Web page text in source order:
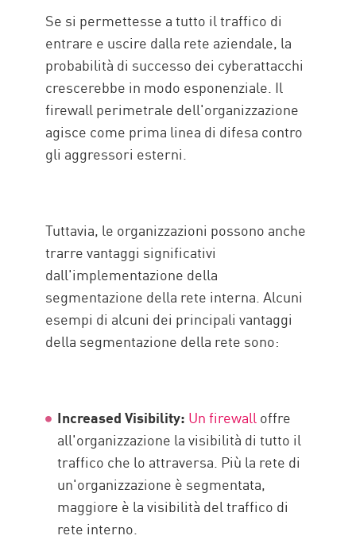
Se si permettesse a tutto il traffico di
entrare e uscire dalla rete aziendale, la
probabilità di successo dei cyberattacchi
crescerebbe in modo esponenziale. Il
firewall perimetrale dell'organizzazione
agisce come prima linea di difesa contro
gli aggressori esterni.
Tuttavia, le organizzazioni possono anche
trarre vantaggi significativi
dall'implementazione della
segmentazione della rete interna. Alcuni
esempi di alcuni dei principali vantaggi
della segmentazione della rete sono:
Increased Visibility: Un firewalloffre
all'organizzazione la visibilità di tutto il
traffico che lo attraversa. Più la rete di
un'organizzazione è segmentata,
maggiore è la visibilità del traffico di
rete interno.